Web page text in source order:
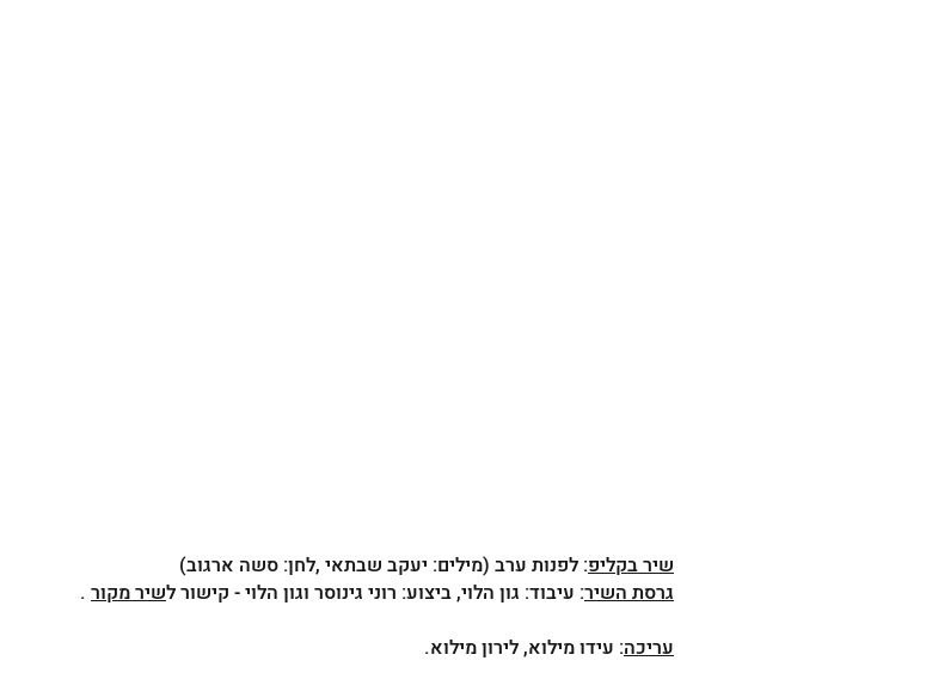
שיר בקליפ: לפנות ערב (מילים: יעקב שבתאי ,לחן: סשה ארגוב)
גרסת השיר: עיבוד: גון הלוי, ביצוע: רוני גינוסר וגון הלוי - קישור לשיר מקור .
עריכה: עידו מילוא, לירון מילוא.